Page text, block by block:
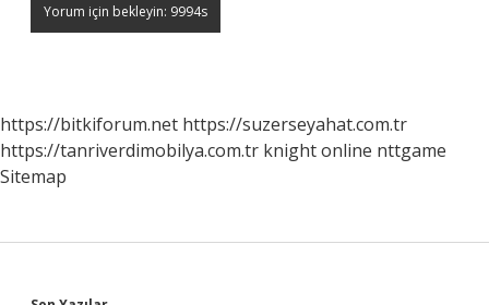
https://bitkiforum.net https://suzerseyahat.com.tr
https://tanriverdimobilya.com.tr knight online nttgame
Sitemap